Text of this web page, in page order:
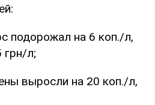
подорожал на 6 коп./л,
грн/л;
выросли на 20 коп./л,